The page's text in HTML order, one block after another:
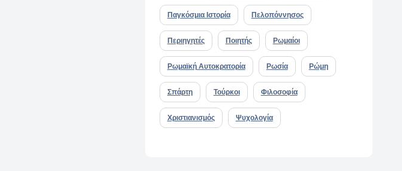
Παγκόσμια Ιστορία Πελοπόννησος
Περιηγητές Ποιητής Ρωμαίοι
Ρωμαϊκή Αυτοκρατορία Ρωσία Ρώμη
Σπάρτη Τούρκοι Φιλοσοφία
Χριστιανισμός Ψυχολογία